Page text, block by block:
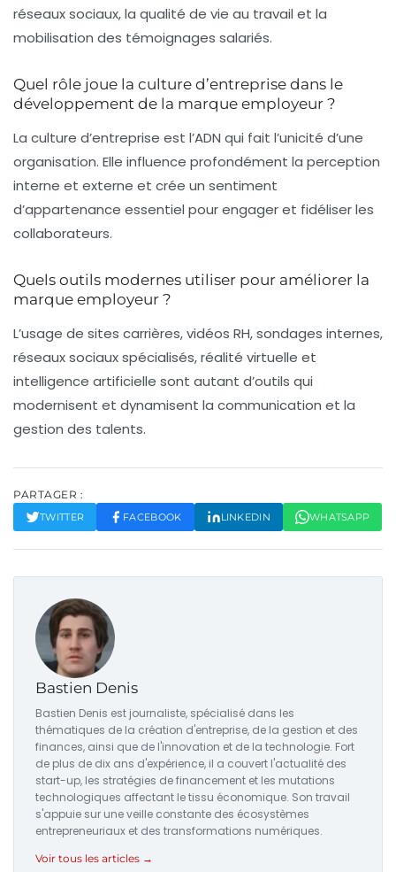
réseaux sociaux, la qualité de vie au travail et la
mobilisation des témoignages salariés.
Quel rôle joue la culture d’entreprise dans le
développement de la marque employeur ?
La culture d’entreprise est l’ADN qui fait l’unicité d’une
organisation. Elle influence profondément la perception
interne et externe et crée un sentiment
d’appartenance essentiel pour engager et fidéliser les
collaborateurs.
Quels outils modernes utiliser pour améliorer la
marque employeur ?
L’usage de sites carrières, vidéos RH, sondages internes,
réseaux sociaux spécialisés, réalité virtuelle et
intelligence artificielle sont autant d’outils qui
modernisent et dynamisent la communication et la
gestion des talents.
PARTAGER :
TWITTER FACEBOOK LINKEDIN WHATSAPP
Bastien Denis
Bastien Denis est journaliste, spécialisé dans les
thématiques de la création d'entreprise, de la gestion et des
finances, ainsi que de l'innovation et de la technologie. Fort
de plus de dix ans d'expérience, il a couvert l'actualité des
start-up, les stratégies de financement et les mutations
technologiques affectant le tissu économique. Son travail
s'appuie sur une veille constante des écosystèmes
entrepreneuriaux et des transformations numériques.
Voir tous les articles →